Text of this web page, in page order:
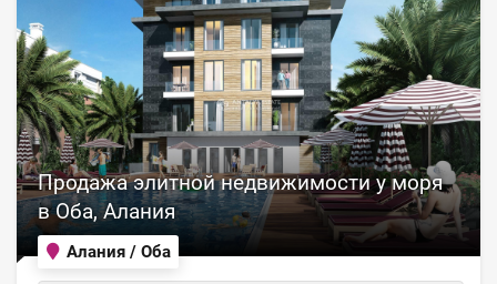
Алания / Оба
Продажа элитной недвижимости у моря
в Оба, Алания